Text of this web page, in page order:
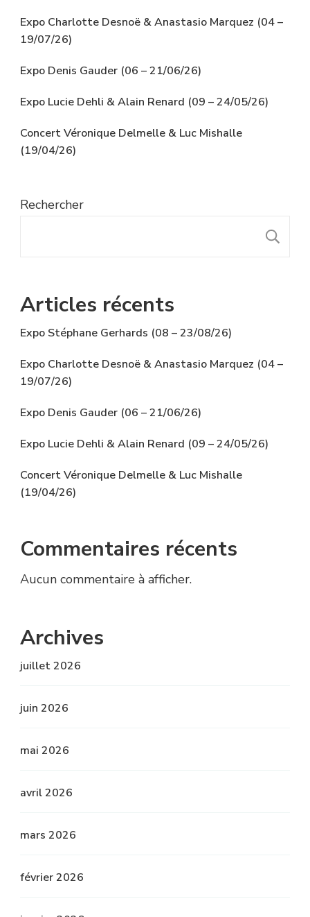
Expo Charlotte Desnoë & Anastasio Marquez (04 –
19/07/26)
Expo Denis Gauder (06 – 21/06/26)
Expo Lucie Dehli & Alain Renard (09 – 24/05/26)
Concert Véronique Delmelle & Luc Mishalle
(19/04/26)
Rechercher
Articles récents
Expo Stéphane Gerhards (08 – 23/08/26)
Expo Charlotte Desnoë & Anastasio Marquez (04 –
19/07/26)
Expo Denis Gauder (06 – 21/06/26)
Expo Lucie Dehli & Alain Renard (09 – 24/05/26)
Concert Véronique Delmelle & Luc Mishalle
(19/04/26)
Commentaires récents
Aucun commentaire à afficher.
Archives
juillet 2026
juin 2026
mai 2026
avril 2026
mars 2026
février 2026